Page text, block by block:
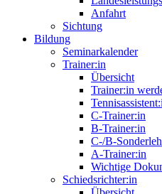
Anfahrt
Sichtung
Bildung
Seminarkalender
Trainer:in
Übersicht
Trainer:in
C-Trainer:in
B-Trainer:in
C-/B-
A-Trainer:in
Wichtige
Schiedsrichter:in